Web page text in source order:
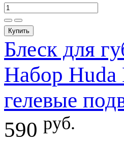
Купить
Блеск для
Набор Huda
гелевые
590 руб.